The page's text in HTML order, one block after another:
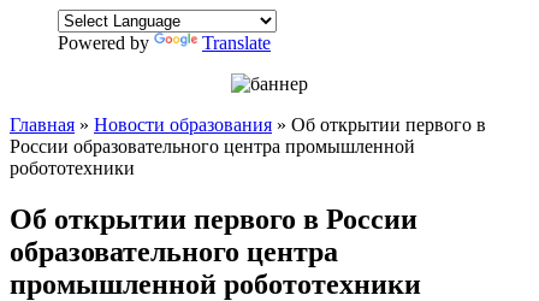
Powered by Translate
Главная » Новости образования » Об открытии первого в
России образовательного центра промышленной
робототехники
Об открытии первого в России
образовательного центра
промышленной робототехники